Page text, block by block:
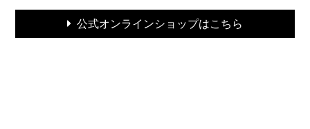
公式オンラインショップはこちら